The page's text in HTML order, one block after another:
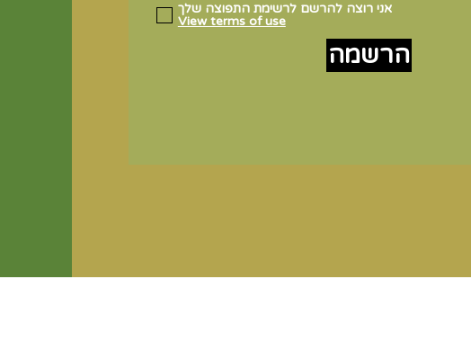
אני רוצה להרשם לרשימת התפוצה שלך
View terms of use
הרשמה